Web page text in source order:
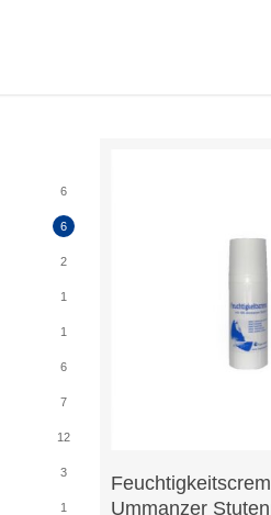
6
6
2
1
1
6
7
12
3
1
In Den
Ummanzer